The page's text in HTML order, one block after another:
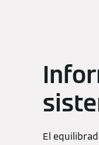
El